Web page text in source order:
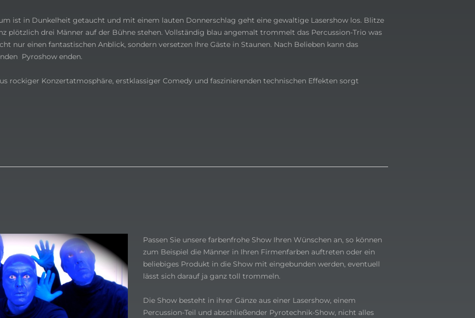
ist in Dunkelheit getaucht und mit einem lauten Donnerschlag geht eine gewaltige Lasershow los. Blitze
plötzlich drei Männer auf der Bühne stehen. Vollständig blau angemalt trommelt das Percussion-Trio was
nur einen fantastischen Anblick, sondern versetzen Ihre Gäste in Staunen. Nach Belieben kann das
Pyroshow enden.
rockiger Konzertatmosphäre, erstklassiger Comedy und faszinierenden technischen Effekten sorgt
Passen Sie unsere farbenfrohe Show Ihren Wünschen an, so können
zum Beispiel die Männer in Ihren Firmenfarben auftreten oder ein
beliebiges Produkt in die Show mit eingebunden werden, eventuell
lässt sich darauf ja ganz toll trommeln.
Die Show besteht in ihrer Gänze aus einer Lasershow, einem
Percussion-Teil und abschließender Pyrotechnik-Show, nicht alles